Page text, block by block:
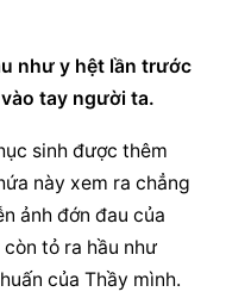
như y hệt lần trước
vào tay người ta.
sinh được thêm
này xem ra chẳng
ảnh đớn đau của
tỏ ra hầu như
của Thầy mình.